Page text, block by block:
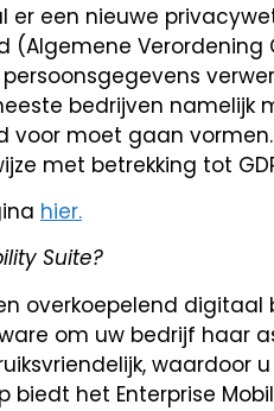
er een nieuwe
(Algemene
bedrijven namelijk
voor moet gaan
met betrekking tot
hier.
Suite?
overkoepelend
om uw bedrijf haar
biedt het Enterprise